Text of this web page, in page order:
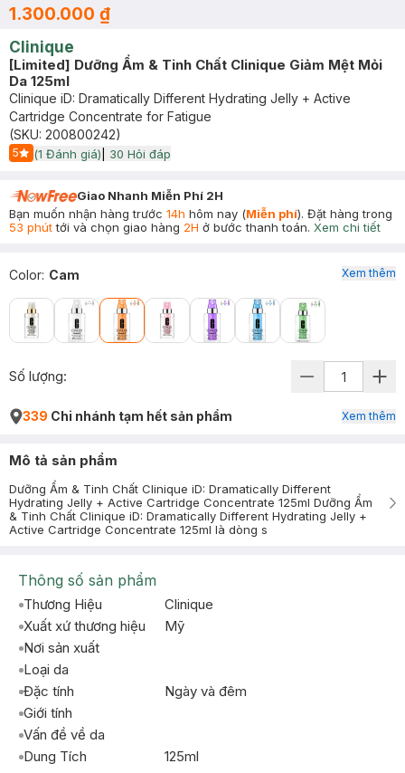
1.300.000 ₫
Clinique
[Limited] Dưỡng Ẩm & Tinh Chất Clinique Giảm Mệt Mỏi
Da 125ml
Clinique iD: Dramatically Different Hydrating Jelly + Active
Cartridge Concentrate for Fatigue
(SKU: 200800242)
5
Start Icon
(1 Đánh giá) 30 Hỏi đáp
Giao Nhanh Miễn Phí 2H
Bạn muốn nhận hàng trước 14h hôm nay (Miễn phí). Đặt hàng trong
53 phúttới và chọn giao hàng 2H ở bước thanh toán. Xem chi tiết
Color: Cam Xem thêm
Số lượng:
339 Chi nhánh tạm hết sản phẩm Xem thêm
Mô tả sản phẩm
Dưỡng Ẩm & Tinh Chất Clinique iD: Dramatically Different
Hydrating Jelly + Active Cartridge Concentrate 125ml Dưỡng Ẩm
& Tinh Chất Clinique iD: Dramatically Different Hydrating Jelly +
Active Cartridge Concentrate 125ml là dòng s
Thông số sản phẩm
Thương Hiệu
Clinique
Xuất xứ thương hiệu
Mỹ
Nơi sản xuất
Loại da
Đặc tính
Ngày và đêm
Giới tính
Vấn đề về da
Dung Tích
125ml